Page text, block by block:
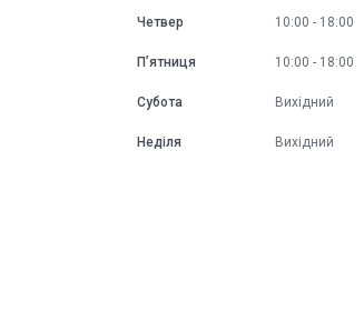
Четвер 10:00 18:00
Пʼятниця 10:00 18:00
Субота Вихідний
Неділя Вихідний